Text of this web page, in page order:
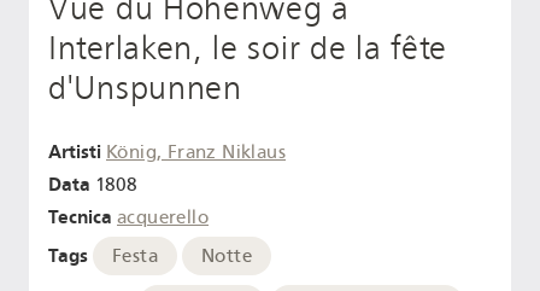
Vue du Höhenweg à
Interlaken, le soir de la fête
d'Unspunnen
Artisti König, Franz Niklaus
Data 1808
Tecnica acquerello
Tags Festa Notte